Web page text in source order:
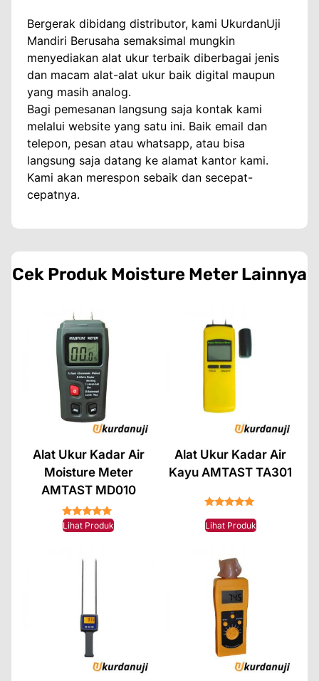
Bergerak dibidang distributor, kami UkurdanUji
Mandiri Berusaha semaksimal mungkin
menyediakan alat ukur terbaik diberbagai jenis
dan macam alat-alat ukur baik digital maupun
yang masih analog.
Bagi pemesanan langsung saja kontak kami
melalui website yang satu ini. Baik email dan
telepon, pesan atau whatsapp, atau bisa
langsung saja datang ke alamat kantor kami.
Kami akan merespon sebaik dan secepat-
cepatnya.
Cek Produk Moisture MeterLainnya
Alat Ukur Kadar Air
Moisture Meter
AMTAST MD010
★★★★★
Lihat Produk
Alat Ukur Kadar Air
Kayu AMTAST TA301
Lihat Produk